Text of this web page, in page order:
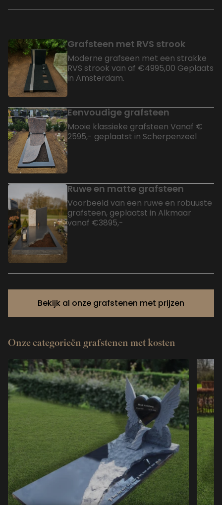
Grafsteen met RVS strook
Moderne grafseen met een strakke
RVS strook van af €4995,00 Geplaats
in Amsterdam.
Eenvoudige grafsteen
Mooie klassieke grafsteen Vanaf €
2595,- geplaatst in Scherpenzeel
Ruwe en matte grafsteen
Voorbeeld van een ruwe en robuuste
grafsteen, geplaatst in Alkmaar
vanaf €3895,-
Bekijk al onze grafstenen met prijzen
Onze categorieën grafstenen met kosten